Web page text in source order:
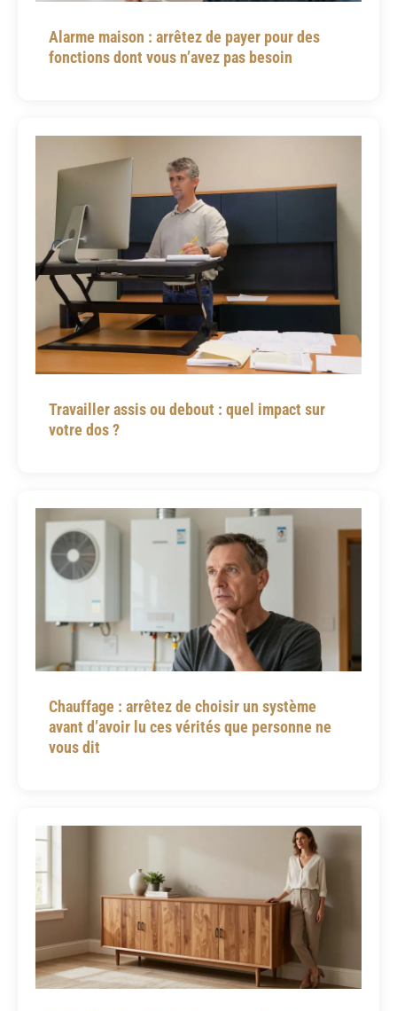
Alarme maison : arrêtez de payer pour des
fonctions dont vous n’avez pas besoin
Travailler assis ou debout : quel impact sur
votre dos ?
Chauffage : arrêtez de choisir un système
avant d’avoir lu ces vérités que personne ne
vous dit